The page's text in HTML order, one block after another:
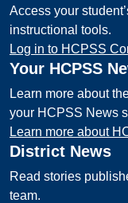
Access your
instructional tools.
Log in to HCPSS
Your HCPSS
Learn more about
your HCPSS News
Learn more about
District News
Read stories
team.